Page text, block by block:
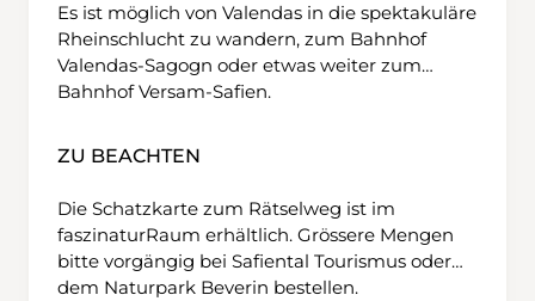
Es ist möglich von Valendas in die spektakuläre
Rheinschlucht zu wandern, zum Bahnhof
Valendas-Sagogn oder etwas weiter zum
Bahnhof Versam-Safien.
ZU BEACHTEN
Die Schatzkarte zum Rätselweg ist im
faszinaturRaum erhältlich. Grössere Mengen
bitte vorgängig bei Safiental Tourismus oder
dem Naturpark Beverin bestellen.